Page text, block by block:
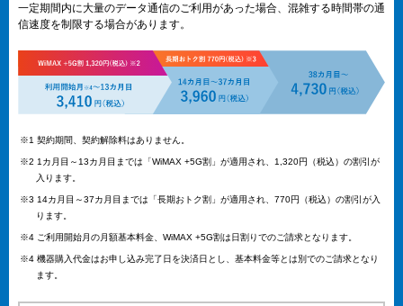
一定期間内に大量のデータ通信のご利用があった場合、混雑する時間帯の通
信速度を制限する場合があります。
※1 契約期間、契約解除料はありません。
※2 1カ月目～13カ月目までは「WiMAX +5G割」が適用され、1,320円（税込）の割引が
入ります。
※3 14カ月目～37カ月目までは「長期おトク割」が適用され、770円（税込）の割引が入
ります。
※4 ご利用開始月の月額基本料金、WiMAX +5G割は日割りでのご請求となります。
※4 機器購入代金はお申し込み完了日を決済日とし、基本料金等とは別でのご請求となり
ます。